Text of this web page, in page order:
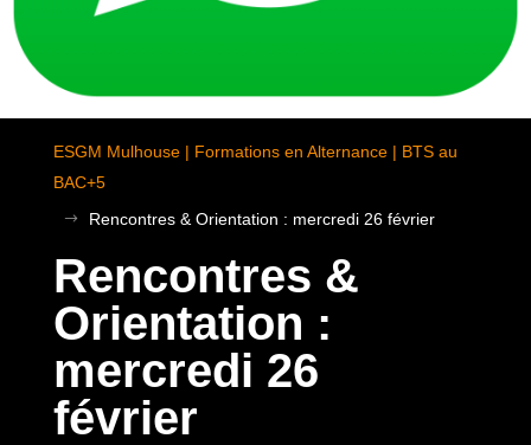
ESGM Mulhouse | Formations en Alternance | BTS au
BAC+5
$ Rencontres & Orientation : mercredi 26 février
Rencontres &
Orientation :
mercredi 26
février